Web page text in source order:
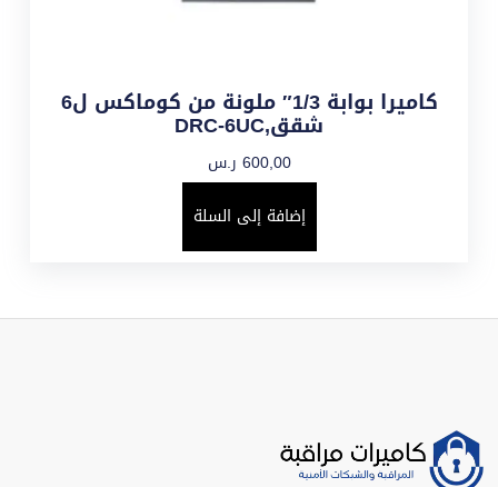
كاميرا بوابة 1/3″ ملونة من كوماكس ل6
شقق,DRC-6UC
600,00 ر.س
إضافة إلى السلة